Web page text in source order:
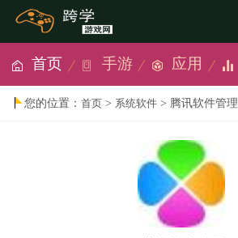
首页 手游 应用
您的位置：首页 > 系统软件 > 腾讯软件管理